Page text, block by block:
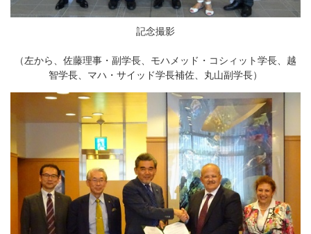
記念撮影
（左から、佐藤理事・副学長、モハメッド・コシィット学長、越
智学長、マハ・サイッド学長補佐、丸山副学長）